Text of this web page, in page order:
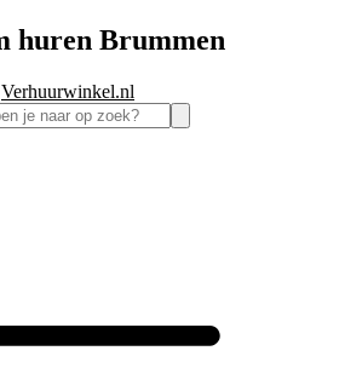
huren Brummen
Verhuurwinkel.nl